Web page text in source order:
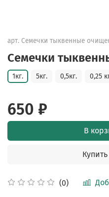
арт. Семечки тыквенные
Семечки
(0)
1кг. 5кг. 0,5кг. 0,25
650 ₽
В